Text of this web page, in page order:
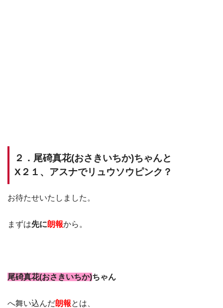
２．尾碕真花(おさきいちか)ちゃんと
X２１、アスナでリュウソウピンク？
お待たせいたしました。
まずは先に朗報から。
尾碕真花(おさきいちか)ちゃん
へ舞い込んだ朗報とは、